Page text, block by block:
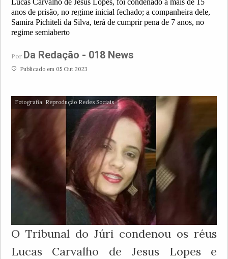
anos de prisão, no regime inicial fechado; a companheira dele,
Samira Pichiteli da Silva, terá de cumprir pena de 7 anos, no
regime semiaberto
Por Da Redação - 018 News
access_time Publicado em 05 Out 2023
Fotografia: Reprodução Redes Sociais
O Tribunal do Júri condenou os réus
Lucas Carvalho de Jesus Lopes e